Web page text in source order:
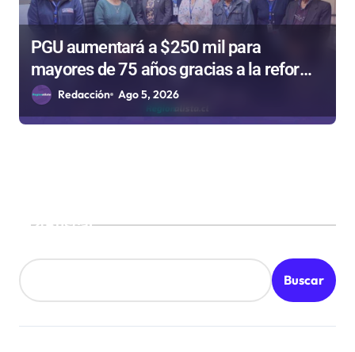
PGU aumentará a $250 mil para
mayores de 75 años gracias a la reforma
aprobada el 2025
Redacción Ago 5, 2026
Buscar
Buscar